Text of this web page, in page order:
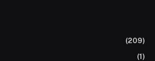
(209)
(1)